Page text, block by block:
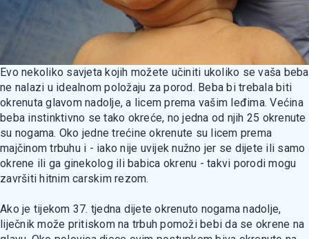
Evo nekoliko savjeta kojih možete učiniti ukoliko se vaša beba
ne nalazi u idealnom položaju za porod. Beba bi trebala biti
okrenuta glavom nadolje, a licem prema vašim leđima. Većina
beba instinktivno se tako okreće, no jedna od njih 25 okrenute
su nogama. Oko jedne trećine okrenute su licem prema
majčinom trbuhu i - iako nije uvijek nužno jer se dijete ili samo
okrene ili ga ginekolog ili babica okrenu - takvi porodi mogu
završiti hitnim carskim rezom.
Ako je tijekom 37. tjedna dijete okrenuto nogama nadolje,
liječnik može pritiskom na trbuh pomoži bebi da se okrene na